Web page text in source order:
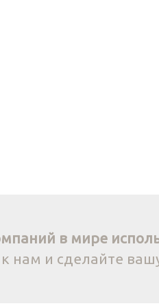
в мире
нам и сделайте